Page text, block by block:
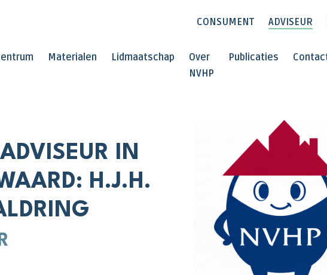
CONSUMENT ADVISEUR
Materialen Lidmaatschap
Over
NVHP
Publicaties
IN
H.J.H.